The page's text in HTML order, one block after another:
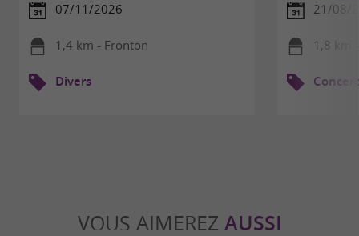
07/11/2026
1,4 km - Fronton
Divers
21/08/
1,8 km
VOUS AIMEREZ AUSSI